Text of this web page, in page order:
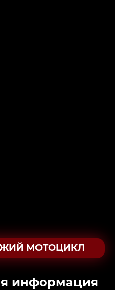
МОТОЦИКЛ
информация